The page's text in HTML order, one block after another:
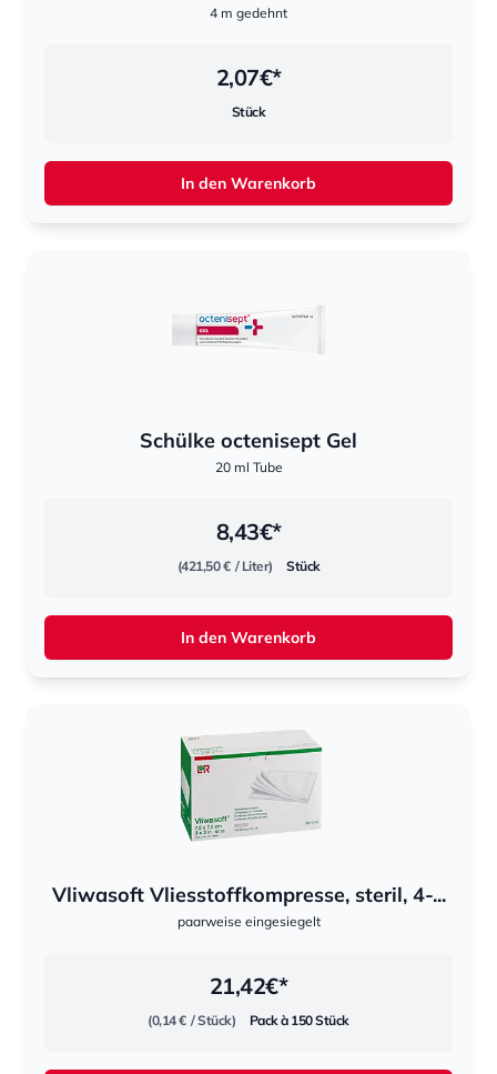
4 m gedehnt
2,07€*
Stück
In den Warenkorb
Schülke octenisept Gel
20 ml Tube
8,43€*
(421,50 € / Liter) Stück
In den Warenkorb
Vliwasoft Vliesstoffkompresse, steril, 4-...
paarweise eingesiegelt
21,42€*
(0,14 € / Stück) Pack à 150 Stück